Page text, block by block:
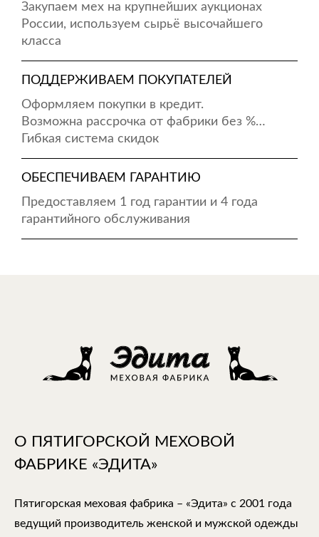
Закупаем мех на крупнейших аукционах
России, используем сырьё высочайшего
класса
ПОДДЕРЖИВАЕМ ПОКУПАТЕЛЕЙ
Оформляем покупки в кредит.
Возможна рассрочка от фабрики без %…
Гибкая система скидок
ОБЕСПЕЧИВАЕМ ГАРАНТИЮ
Предоставляем 1 год гарантии и 4 года
гарантийного обслуживания
О ПЯТИГОРСКОЙ МЕХОВОЙ
ФАБРИКЕ «ЭДИТА»
Пятигорская меховая фабрика – «Эдита» с 2001 года
ведущий производитель женской и мужской одежды